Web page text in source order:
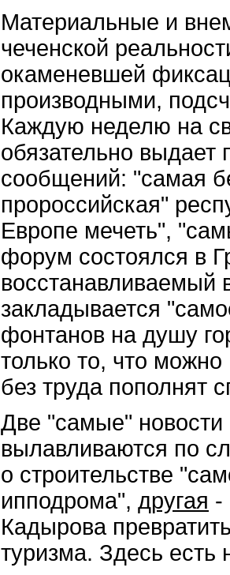
Материальные и
чеченской
окаменевшей
производными,
Каждую неделю на
обязательно выдает
сообщений: "самая
пророссийская"
Европе мечеть",
форум состоялся в
восстанавливаемый
закладывается
фонтанов на душу
только то, что
без труда пополнят
Две "самые" новости
вылавливаются по
о строительстве
ипподрома", другая -
Кадырова
туризма. Здесь